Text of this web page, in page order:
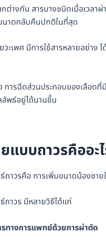
ต่างกัน สารบางชนิดเมื่อเวลา
นาดกลับคืนปกติในที่สุด
ะเพศ มีการใช้สารหลายอย่าง
ารฉีดส่วนประกอบของเลือด
ลัพธ์อยู่ได้นานขึ้น
แบบถาวรคืออะ
าวรคือ การเพิ่มขนาดน้องชา
ถาวร มีหลายวิธีได้แก่
ทางการแพทย์ด้วยการผ่าตัด